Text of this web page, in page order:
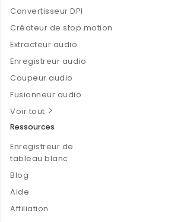
Convertisseur DPI
Créateur de stop motion
Extracteur audio
Enregistreur audio
Coupeur audio
Fusionneur audio
Voir tout
Ressources
Enregistreur de
tableau blanc
Blog
Aide
Affiliation